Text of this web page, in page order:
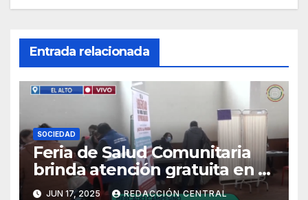
Entrada relacionada
SOCIEDAD
Feria de Salud Comunitaria
brinda atención gratuita en El
Alto
JUN 17, 2025 REDACCIÓN CENTRAL